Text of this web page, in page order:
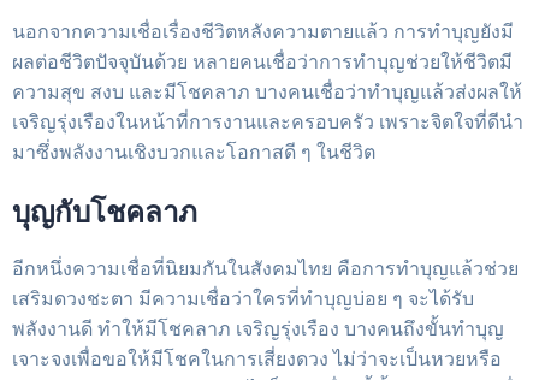
นอกจากความเชื่อเรื่องชีวิตหลังความตายแล้ว การทำบุญยังมี
ผลต่อชีวิตปัจจุบันด้วย หลายคนเชื่อว่าการทำบุญช่วยให้ชีวิตมี
ความสุข สงบ และมีโชคลาภ บางคนเชื่อว่าทำบุญแล้วส่งผลให้
เจริญรุ่งเรืองในหน้าที่การงานและครอบครัว เพราะจิตใจที่ดีนำ
มาซึ่งพลังงานเชิงบวกและโอกาสดี ๆ ในชีวิต
บุญกับโชคลาภ
อีกหนึ่งความเชื่อที่นิยมกันในสังคมไทย คือการทำบุญแล้วช่วย
เสริมดวงชะตา มีความเชื่อว่าใครที่ทำบุญบ่อย ๆ จะได้รับ
พลังงานดี ทำให้มีโชคลาภ เจริญรุ่งเรือง บางคนถึงขั้นทำบุญ
เจาะจงเพื่อขอให้มีโชคในการเสี่ยงดวง ไม่ว่าจะเป็นหวยหรือ